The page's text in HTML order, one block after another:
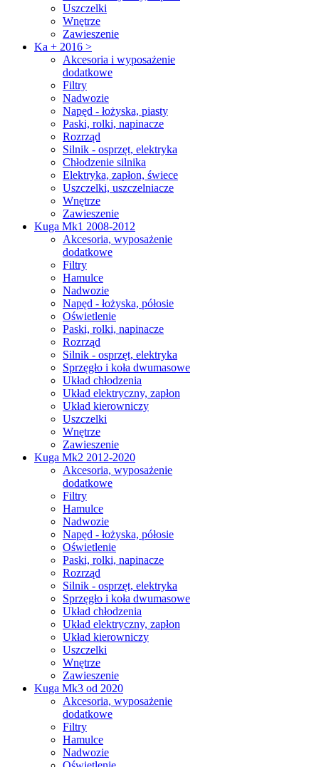
Uszczelki
Wnętrze
Zawieszenie
Ka + 2016 >
Akcesoria i wyposażenie
dodatkowe
Filtry
Nadwozie
Napęd - łożyska, piasty
Paski, rolki, napinacze
Rozrząd
Silnik - osprzęt, elektryka
Chłodzenie silnika
Elektryka, zapłon, świece
Uszczelki, uszczelniacze
Wnętrze
Zawieszenie
Kuga Mk1 2008-2012
Akcesoria, wyposażenie
dodatkowe
Filtry
Hamulce
Nadwozie
Napęd - łożyska, półosie
Oświetlenie
Paski, rolki, napinacze
Rozrząd
Silnik - osprzęt, elektryka
Sprzęgło i koła dwumasowe
Układ chłodzenia
Układ elektryczny, zapłon
Układ kierowniczy
Uszczelki
Wnętrze
Zawieszenie
Kuga Mk2 2012-2020
Akcesoria, wyposażenie
dodatkowe
Filtry
Hamulce
Nadwozie
Napęd - łożyska, półosie
Oświetlenie
Paski, rolki, napinacze
Rozrząd
Silnik - osprzęt, elektryka
Sprzęgło i koła dwumasowe
Układ chłodzenia
Układ elektryczny, zapłon
Układ kierowniczy
Uszczelki
Wnętrze
Zawieszenie
Kuga Mk3 od 2020
Akcesoria, wyposażenie
dodatkowe
Filtry
Hamulce
Nadwozie